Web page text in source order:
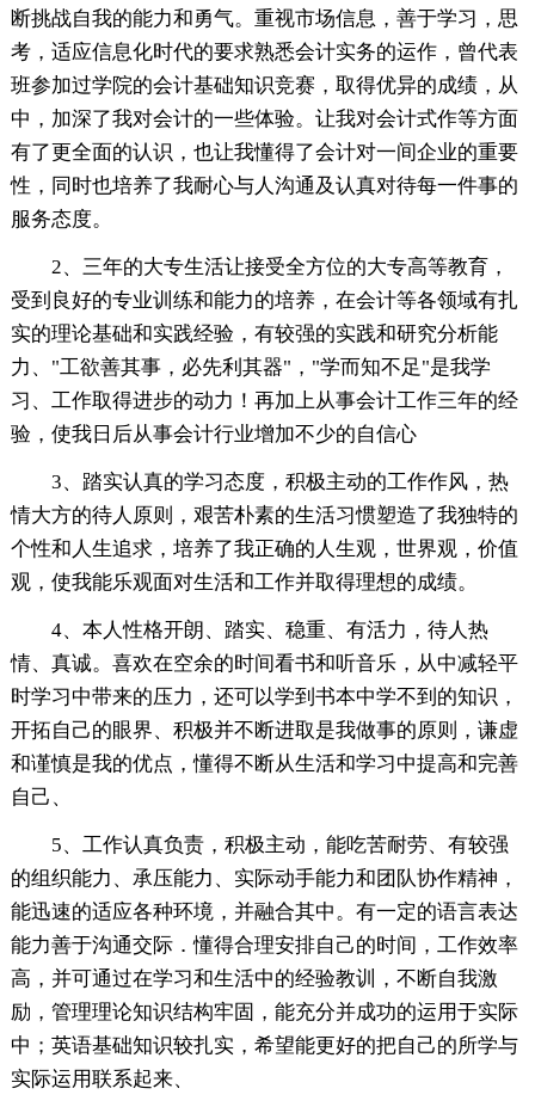
断挑战自我的能力和勇气。重视市场信息，善于学习，思
考，适应信息化时代的要求熟悉会计实务的运作，曾代表
班参加过学院的会计基础知识竞赛，取得优异的成绩，从
中，加深了我对会计的一些体验。让我对会计式作等方面
有了更全面的认识，也让我懂得了会计对一间企业的重要
性，同时也培养了我耐心与人沟通及认真对待每一件事的
服务态度。
2、三年的大专生活让接受全方位的大专高等教育，
受到良好的专业训练和能力的培养，在会计等各领域有扎
实的理论基础和实践经验，有较强的实践和研究分析能
力、"工欲善其事，必先利其器"，"学而知不足"是我学
习、工作取得进步的动力！再加上从事会计工作三年的经
验，使我日后从事会计行业增加不少的自信心
3、踏实认真的学习态度，积极主动的工作作风，热
情大方的待人原则，艰苦朴素的生活习惯塑造了我独特的
个性和人生追求，培养了我正确的人生观，世界观，价值
观，使我能乐观面对生活和工作并取得理想的成绩。
4、本人性格开朗、踏实、稳重、有活力，待人热
情、真诚。喜欢在空余的时间看书和听音乐，从中减轻平
时学习中带来的压力，还可以学到书本中学不到的知识，
开拓自己的眼界、积极并不断进取是我做事的原则，谦虚
和谨慎是我的优点，懂得不断从生活和学习中提高和完善
自己、
5、工作认真负责，积极主动，能吃苦耐劳、有较强
的组织能力、承压能力、实际动手能力和团队协作精神，
能迅速的适应各种环境，并融合其中。有一定的语言表达
能力善于沟通交际．懂得合理安排自己的时间，工作效率
高，并可通过在学习和生活中的经验教训，不断自我激
励，管理理论知识结构牢固，能充分并成功的运用于实际
中；英语基础知识较扎实，希望能更好的把自己的所学与
实际运用联系起来、